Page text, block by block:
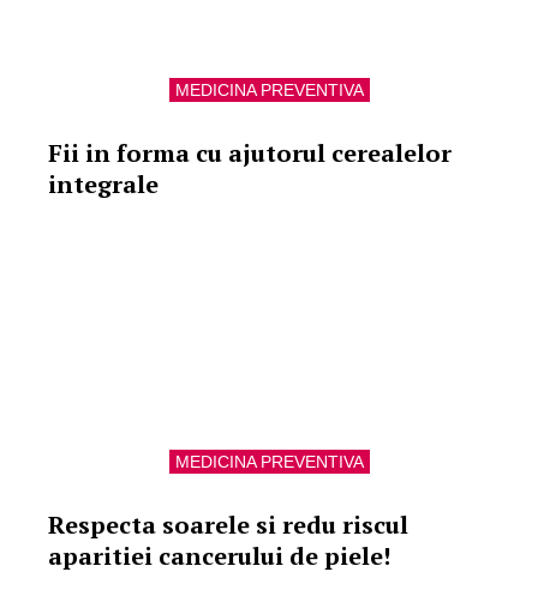
MEDICINA PREVENTIVA
Fii in forma cu ajutorul cerealelor
integrale
MEDICINA PREVENTIVA
Respecta soarele si redu riscul
aparitiei cancerului de piele!